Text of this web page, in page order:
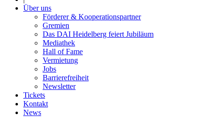
Über uns
Förderer & Kooperationspartner
Gremien
Das DAI Heidelberg feiert Jubiläum
Mediathek
Hall of Fame
Vermietung
Jobs
Barrierefreiheit
Newsletter
Tickets
Kontakt
News